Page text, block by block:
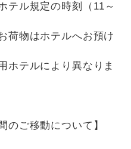
テル規定の時刻（11～
荷物はホテルへお預け
ホテルにより異なりま
のご移動について】